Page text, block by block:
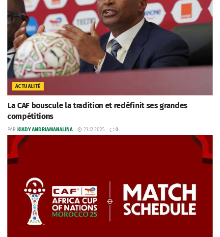
ACTUALITÉ
La CAF bouscule la tradition et redéfinit ses grandes
compétitions
PAR KIADY ANDRIAMANALINA 23.12.2025 0